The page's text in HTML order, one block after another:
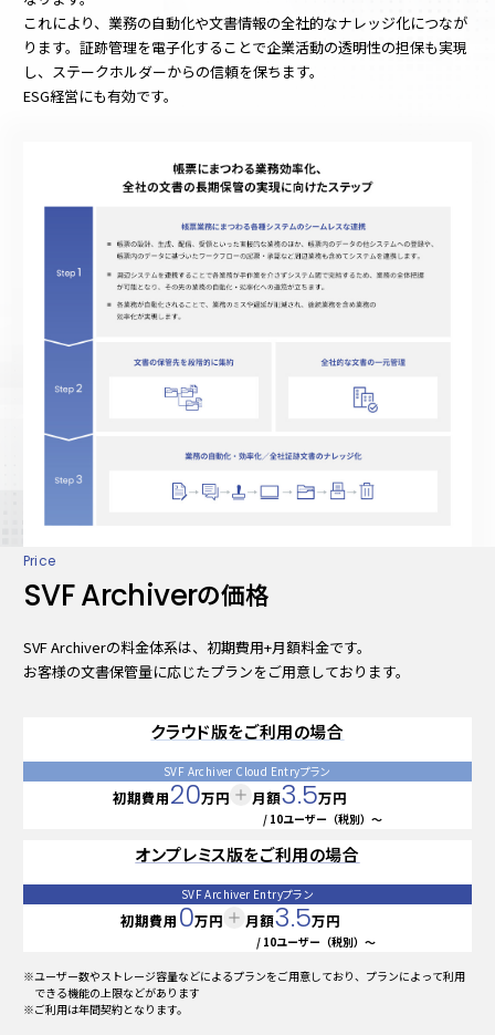
これにより、業務の自動化や文書情報の全社的なナレッジ化につなが
ります。証跡管理を電子化することで企業活動の透明性の担保も実現
し、ステークホルダーからの信頼を保ちます。
ESG経営にも有効です。
Price
SVF Archiverの価格
SVF Archiverの料金体系は、初期費用+月額料金です。
お客様の文書保管量に応じたプランをご用意しております。
クラウド版をご利用の場合
SVF Archiver Cloud Entryプラン
初期費用20万円 月額3.5万円
/ 10ユーザー（税別）～
オンプレミス版をご利用の場合
SVF Archiver Entryプラン
初期費用 0万円 月額3.5万円
/ 10ユーザー（税別）～
※ユーザー数やストレージ容量などによるプランをご用意しており、プランによって利用
できる機能の上限などがあります
※ご利用は年間契約となります。